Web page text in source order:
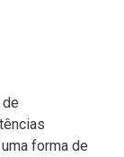
forma de